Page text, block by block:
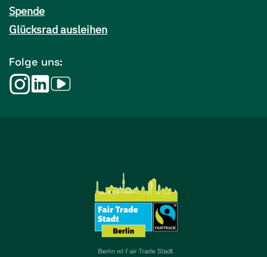
Spende
Glücksrad ausleihen
Folge uns: